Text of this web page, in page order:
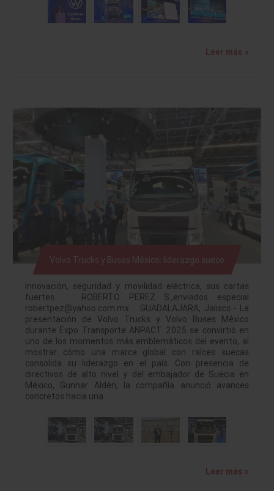
Leer más »
Volvo Trucks y Buses México: liderazgo sueco
Innovación, seguridad y movilidad eléctrica, sus cartas
fuertes ROBERTO PEREZ S.,enviados especial
robertpez@yahoo.com.mx GUADALAJARA, Jalisco.- La
presentación de Volvo Trucks y Volvo Buses México
durante Expo Transporte ANPACT 2025 se convirtió en
uno de los momentos más emblemáticos del evento, al
mostrar cómo una marca global con raíces suecas
consolida su liderazgo en el país. Con presencia de
directivos de alto nivel y del embajador de Suecia en
México, Gunnar Aldén, la compañía anunció avances
concretos hacia una…
Leer más »